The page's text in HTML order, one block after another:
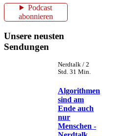
Podcast
abonnieren
Unsere neusten
Sendungen
Nerdtalk / 2
Std. 31 Min.
Algorithmen
sind am
Ende auch
nur
Menschen -